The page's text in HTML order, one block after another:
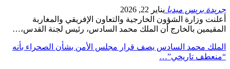
جريدة بريس ميديا يناير 22, 2026
أعلنت وزارة الشؤون الخارجية والتعاون الإفريقي والمغاربة
المقيمين بالخارج أن الملك محمد السادس، رئيس لجنة القدس،…
الملك محمد السادس يصف قرار مجلس الأمن بشأن الصحراء بأنه
“منعطف تاريخي”…